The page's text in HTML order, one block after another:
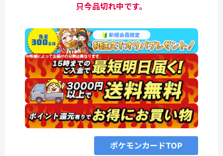
只今品切れ中です。
ポケモンカードTOP